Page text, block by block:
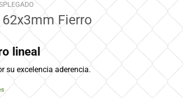
Fierro
lineal
su excelencia aderencia.